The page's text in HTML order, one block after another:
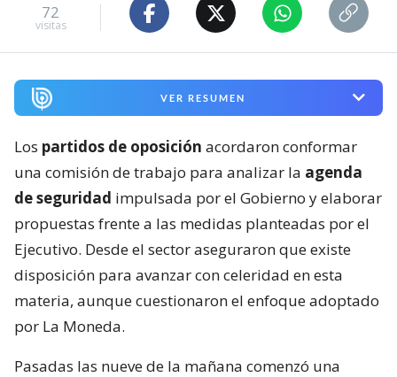
72
visitas
VER RESUMEN
Los partidos de oposición acordaron conformar
una comisión de trabajo para analizar la agenda
de seguridad impulsada por el Gobierno y elaborar
propuestas frente a las medidas planteadas por el
Ejecutivo. Desde el sector aseguraron que existe
disposición para avanzar con celeridad en esta
materia, aunque cuestionaron el enfoque adoptado
por La Moneda.
Pasadas las nueve de la mañana comenzó una